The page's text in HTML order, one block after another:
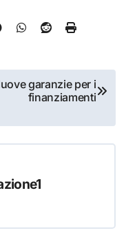
garanzie per i
finanziamenti